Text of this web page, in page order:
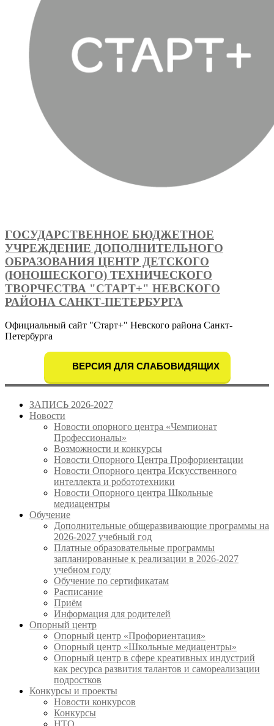
ГОСУДАРСТВЕННОЕ БЮДЖЕТНОЕ
УЧРЕЖДЕНИЕ ДОПОЛНИТЕЛЬНОГО
ОБРАЗОВАНИЯ ЦЕНТР ДЕТСКОГО
(ЮНОШЕСКОГО) ТЕХНИЧЕСКОГО
ТВОРЧЕСТВА "СТАРТ+" НЕВСКОГО
РАЙОНА САНКТ-ПЕТЕРБУРГА
Официальный сайт "Старт+" Невского района Санкт-
Петербурга
ВЕРСИЯ ДЛЯ СЛАБОВИДЯЩИХ
ЗАПИСЬ 2026-2027
Новости
Новости опорного центра «Чемпионат
Профессионалы»
Возможности и конкурсы
Новости Опорного Центра Профориентации
Новости Опорного центра Искусственного
интеллекта и робототехники
Новости Опорного центра Школьные
медиацентры
Обучение
Дополнительные общеразвивающие программы на
2026-2027 учебный год
Платные образовательные программы
запланированные к реализации в 2026-2027
учебном году
Обучение по сертификатам
Расписание
Приём
Информация для родителей
Опорный центр
Опорный центр «Профориентация»
Опорный центр «Школьные медиацентры»
Опорный центр в сфере креативных индустрий
как ресурса развития талантов и самореализации
подростков
Конкурсы и проекты
Новости конкурсов
Конкурсы